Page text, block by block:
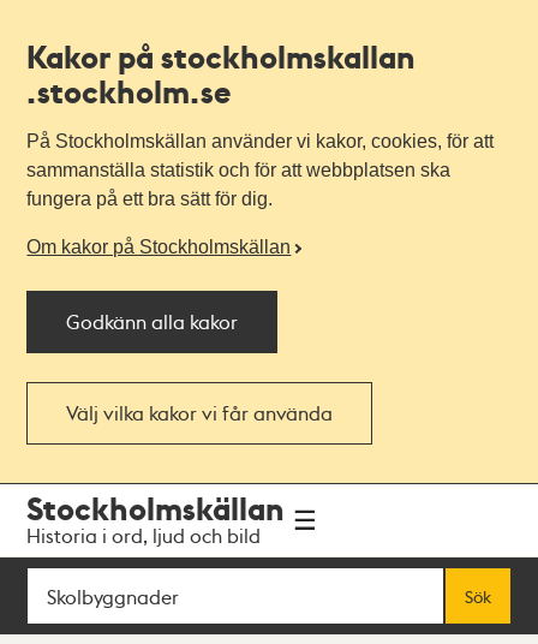
Kakor på stockholmskallan
.stockholm.se
På Stockholmskällan använder vi kakor, cookies, för att
sammanställa statistik och för att webbplatsen ska
fungera på ett bra sätt för dig.
Om kakor på Stockholmskällan
Godkänn alla kakor
Välj vilka kakor vi får använda
navigationen
huvudinnehållet
Stockholmskällan
Historia i ord, ljud och bild
Sök
Sök